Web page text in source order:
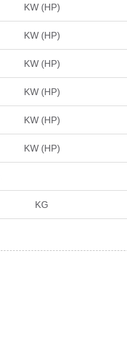
KW (HP)
KW (HP)
KW (HP)
KW (HP)
KW (HP)
KW (HP)
KG